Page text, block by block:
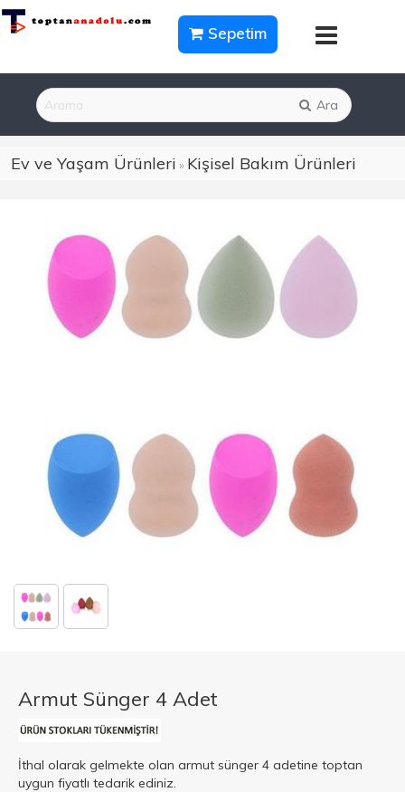
Sepetim
Ara
Ev ve Yaşam Ürünleri » Kişisel Bakım Ürünleri
Armut Sünger 4 Adet
İthal olarak gelmekte olan armut sünger 4 adetine toptan
uygun fiyatlı tedarik ediniz.